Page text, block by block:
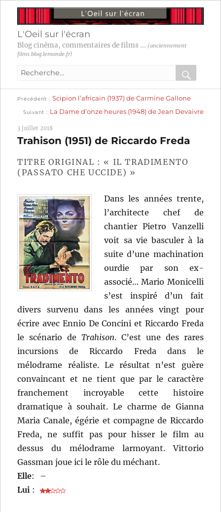
L'Oeil sur l'écran
Blog cinéma, commentaires de films ... (anciennement
films.blog.lemonde.fr)
Recherche
:
OK
Navigation
l’article
Précédent
précédente :
Scipion l’africain (1937) de Carmine Gallone
Suivant
suivante :
La Dame d’onze heures (1948) de Jean Devaivre
3 juillet 2018
Trahison (1951) de Riccardo Freda
TITRE ORIGINAL : « IL TRADIMENTO
(PASSATO CHE UCCIDE) »
Dans les années trente,
l’architecte chef de
chantier Pietro Vanzelli
voit sa vie basculer à la
suite d’une machination
ourdie par son ex-
associé… Mario Monicelli
s’est inspiré d’un fait
divers survenu dans les années vingt pour
écrire avec Ennio De Concini et Riccardo Freda
le scénario deTrahison. C’est une des rares
incursions de Riccardo Freda dans le
mélodrame réaliste. Le résultat n’est guère
convaincant et ne tient que par le caractère
franchement incroyable cette histoire
dramatique à souhait. Le charme de Gianna
Maria Canale, égérie et compagne de Riccardo
Freda, ne suffit pas pour hisser le film au
dessus du mélodrame larmoyant. Vittorio
Gassman joue ici le rôle du méchant.
Elle:
–
Lui :